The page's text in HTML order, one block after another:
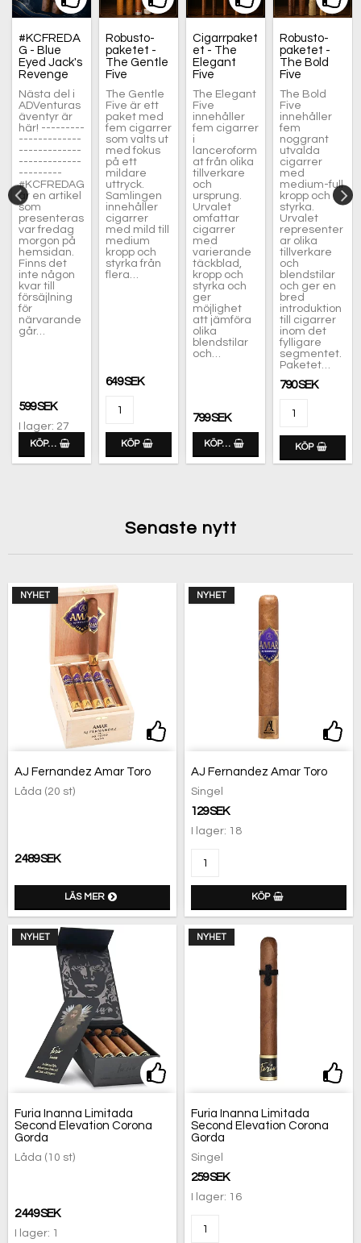
till i favoritlistan
Lägg till i favoritlistan
#KCFREDA
G - Blue
Eyed Jack's
Revenge
Nästa del i
ADVenturas
äventyr är
här! ---------
-------------
-------------
-------------
---------
#KCFREDAG
är en artikel
som
presenteras
var fredag
morgon på
hemsidan.
Finns det
inte någon
kvar till
försäjlning
för
närvarande
går…
599 SEK
I lager: 27
KÖP…
Lägg till i favoritlistan
Robusto-
paketet -
The Gentle
Five
The Gentle
Five är ett
paket med
fem cigarrer
som valts ut
med fokus
på ett
mildare
uttryck.
Samlingen
innehåller
cigarrer
med mild till
medium
kropp och
styrka från
flera…
649 SEK
KÖP
Lägg till i
Cigarrpaket
et - The
Elegant
Five
The Elegant
Five
innehåller
fem cigarrer
i
lanceroform
at från olika
tillverkare
och
ursprung.
Urvalet
omfattar
cigarrer
med
varierande
täckblad,
kropp och
styrka och
ger
möjlighet
att jämföra
olika
blendstilar
och…
799 SEK
KÖP…
Robusto-
paketet -
The Bold
Five
The Bold
Five
innehåller
fem
noggrant
utvalda
cigarrer
med
medium-full
kropp och
styrka.
Urvalet
representer
ar olika
tillverkare
och
blendstilar
och ger en
bred
introduktion
till cigarrer
inom det
fylligare
segmentet.
Paketet…
790 SEK
KÖP
Senaste nytt
NYHET
AJ Fernandez Amar Toro
Låda (20 st)
2 489 SEK
LÄS MER
NYHET
AJ Fernandez Amar Toro
Singel
129 SEK
I lager: 18
KÖP
NYHET
Furia Inanna Limitada
Second Elevation Corona
Gorda
Låda (10 st)
2 449 SEK
I lager: 1
NYHET
Furia Inanna Limitada
Second Elevation Corona
Gorda
Singel
259 SEK
I lager: 16